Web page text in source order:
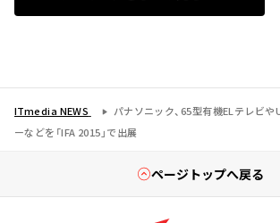
ITmedia NEWS
パナソニック、65型有機ELテレビ
ーなどを「IFA 2015」で出展
ページトップへ戻る